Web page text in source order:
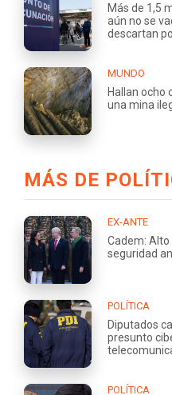
Más de 1,5
aún no se
descartan
MUNDO
Hallan ocho
una mina
MÁS DE
EX-ANTE
Cadem: Alto
seguridad
POLÍTICA
Diputados
presunto
POLÍTICA